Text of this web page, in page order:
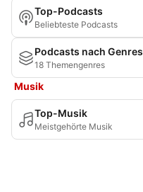
Top-Podcasts
Beliebteste Podcasts
Podcasts nach Genres
18 Themengenres
Musik
Top-Musik
Meistgehörte Musik